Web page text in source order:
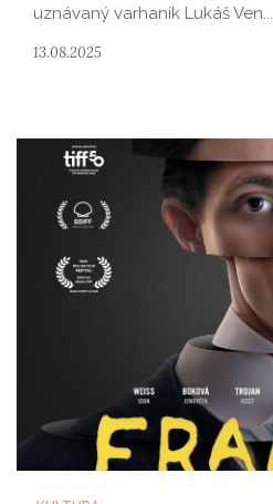
uznávaný varhaník Lukáš Ven...
13.08.2025